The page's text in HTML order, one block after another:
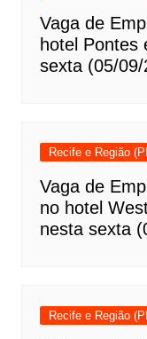
Vaga de
hotel Pontes
sexta (05/09/
Recife e Região
Vaga de
no hotel
nesta sexta
Recife e Região